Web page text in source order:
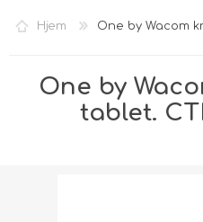
LOGIN
Hjem One by Wacom
One by
tablet.